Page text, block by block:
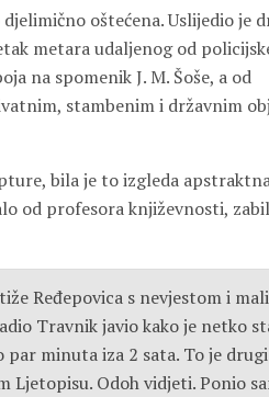
oštećena. Uslijedio je
metara udaljenog od
na spomenik J. M. Šoše, a od
stambenim i državnim
bila je to izgleda
od profesora književnosti,
Ređepovica s nevjestom i
Travnik javio kako je netko
par minuta iza 2 sata. To je
Ljetopisu. Odoh vidjeti. Ponio